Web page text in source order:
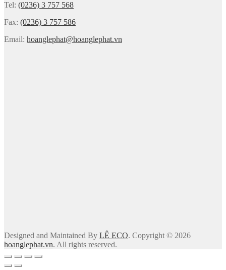
Tel: (0236) 3 757 568
Fax: (0236) 3 757 586
Email: hoanglephat@hoanglephat.vn
Designed and Maintained By LÊ ECO. Copyright © 2026
hoanglephat.vn. All rights reserved.